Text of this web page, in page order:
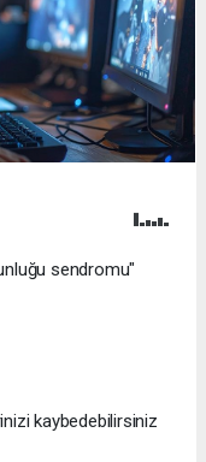
sendromu"
kaybedebilirsiniz